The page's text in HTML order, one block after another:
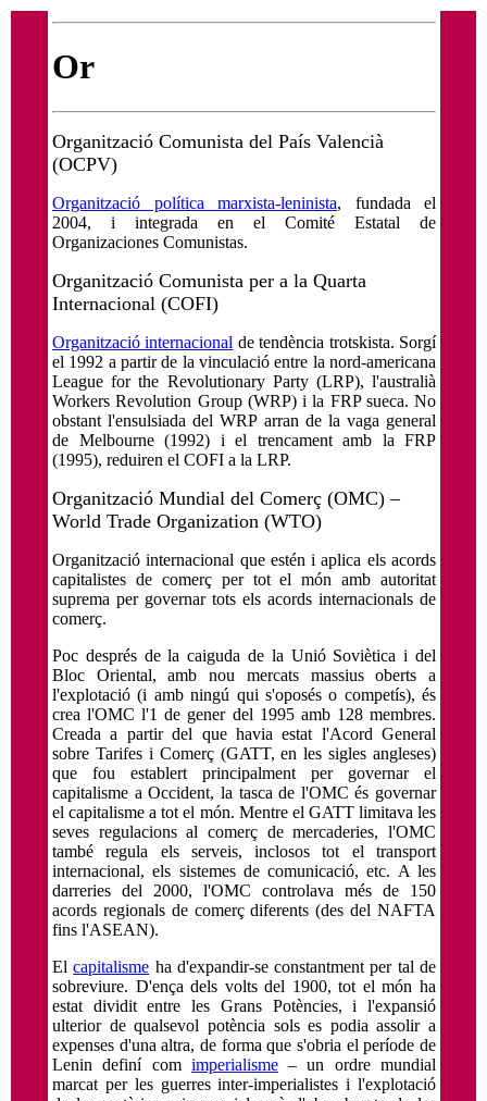
Or
Organització Comunista del País Valencià
(OCPV)
Organització política marxista-leninista, fundada el
2004, i integrada en el Comité Estatal de
Organizaciones Comunistas.
Organització Comunista per a la Quarta
Internacional (COFI)
Organització internacional de tendència trotskista. Sorgí
el 1992 a partir de la vinculació entre la nord-americana
League for the Revolutionary Party (LRP), l'australià
Workers Revolution Group (WRP) i la FRP sueca. No
obstant l'ensulsiada del WRP arran de la vaga general
de Melbourne (1992) i el trencament amb la FRP
(1995), reduiren el COFI a la LRP.
Organització Mundial del Comerç (OMC) –
World Trade Organization (WTO)
Organització internacional que estén i aplica els acords
capitalistes de comerç per tot el món amb autoritat
suprema per governar tots els acords internacionals de
comerç.
Poc després de la caiguda de la Unió Soviètica i del
Bloc Oriental, amb nou mercats massius oberts a
l'explotació (i amb ningú qui s'oposés o competís), és
crea l'OMC l'1 de gener del 1995 amb 128 membres.
Creada a partir del que havia estat l'Acord General
sobre Tarifes i Comerç (GATT, en les sigles angleses)
que fou establert principalment per governar el
capitalisme a Occident, la tasca de l'OMC és governar
el capitalisme a tot el món. Mentre el GATT limitava les
seves regulacions al comerç de mercaderies, l'OMC
també regula els serveis, inclosos tot el transport
internacional, els sistemes de comunicació, etc. A les
darreries del 2000, l'OMC controlava més de 150
acords regionals de comerç diferents (des del NAFTA
fins l'ASEAN).
Elcapitalisme ha d'expandir-se constantment per tal de
sobreviure. D'ença dels volts del 1900, tot el món ha
estat dividit entre les Grans Potències, i l'expansió
ulterior de qualsevol potència sols es podia assolir a
expenses d'una altra, de forma que s'obria el període de
Lenin definí com imperialisme– un ordre mundial
marcat per les guerres inter-imperialistes i l'explotació